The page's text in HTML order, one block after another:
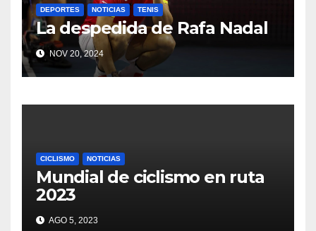
DEPORTES NOTICIAS TENIS
La despedida de Rafa Nadal
NOV 20, 2024
CICLISMO NOTICIAS
Mundial de ciclismo en ruta
2023
AGO 5, 2023